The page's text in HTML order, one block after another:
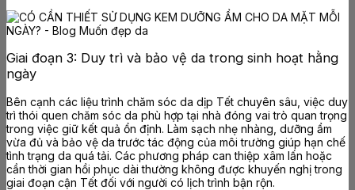
Giai đoạn 3: Duy trì và bảo vệ da trong sinh hoạt hằng
ngày
Bên cạnh các liệu trình chăm sóc da dịp Tết chuyên sâu, việc duy
trì thói quen chăm sóc da phù hợp tại nhà đóng vai trò quan trọng
trong việc giữ kết quả ổn định. Làm sạch nhẹ nhàng, dưỡng ẩm
vừa đủ và bảo vệ da trước tác động của môi trường giúp hạn chế
tình trạng da quá tải. Các phương pháp can thiệp xâm lấn hoặc
cần thời gian hồi phục dài thường không được khuyến nghị trong
giai đoạn cận Tết đối với người có lịch trình bận rộn.